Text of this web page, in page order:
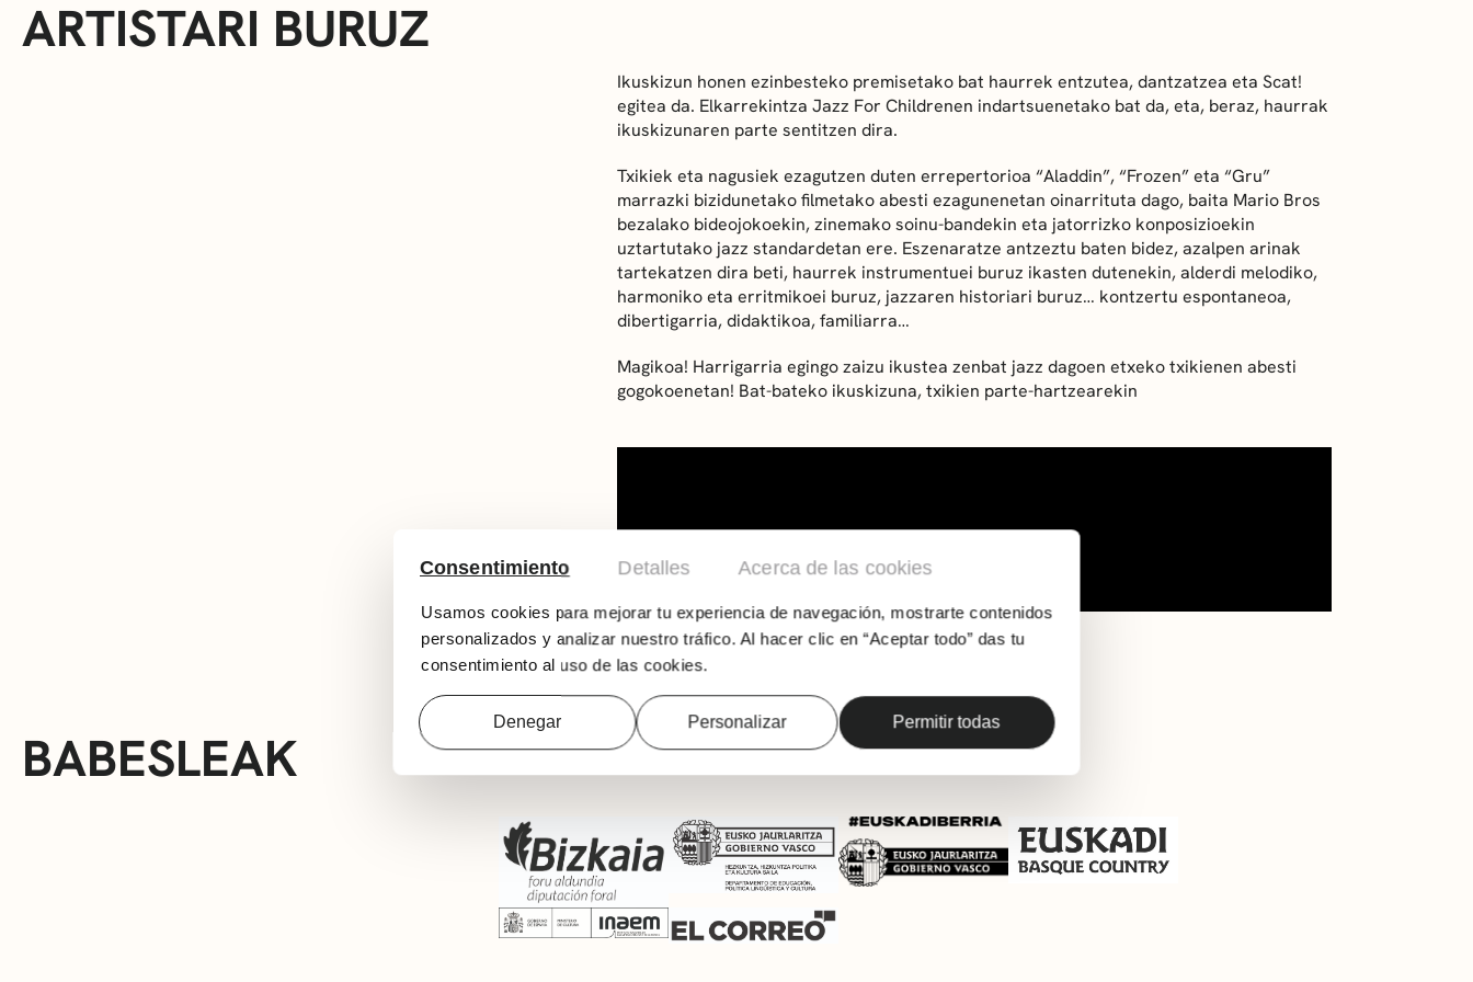
Consentimiento Detalles Acerca de las cookies
Usamos cookies para mejorar tu experiencia de navegación, mostrarte contenidos
personalizados y analizar nuestro tráfico. Al hacer clic en “Aceptar todo” das tu
consentimiento al uso de las cookies.
Denegar Personalizar Permitir todas
ARTISTARI BURUZ
Ikuskizun honen ezinbesteko premisetako bat haurrek entzutea, dantzatzea eta Scat!
egitea da. Elkarrekintza Jazz For Childrenen indartsuenetako bat da, eta, beraz, haurrak
ikuskizunaren parte sentitzen dira.
Txikiek eta nagusiek ezagutzen duten errepertorioa “Aladdin”, “Frozen” eta “Gru”
marrazki bizidunetako filmetako abesti ezagunenetan oinarrituta dago, baita Mario Bros
bezalako bideojokoekin, zinemako soinu-bandekin eta jatorrizko konposizioekin
uztartutako jazz standardetan ere. Eszenaratze antzeztu baten bidez, azalpen arinak
tartekatzen dira beti, haurrek instrumentuei buruz ikasten dutenekin, alderdi melodiko,
harmoniko eta erritmikoei buruz, jazzaren historiari buruz… kontzertu espontaneoa,
dibertigarria, didaktikoa, familiarra…
Magikoa! Harrigarria egingo zaizu ikustea zenbat jazz dagoen etxeko txikienen abesti
gogokoenetan! Bat-bateko ikuskizuna, txikien parte-hartzearekin
BABESLEAK